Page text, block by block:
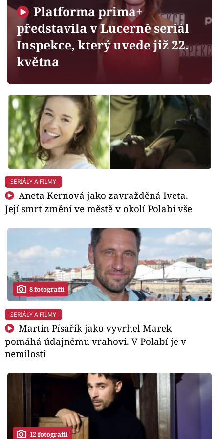
Sledujte prima+
Filmový festival Karlovy Vary
Mámy sobě
Přihlášení
Sledujte nás
Platforma prima+
představila v Lucerně seriál
Inspekce, který uvede již 22.
května
SERIÁLY A FILMY
Aneta Kernová jako zavražděná Iveta.
Její smrt změní ve městě v okolí Polabí vše
8 fotografií
SERIÁLY A FILMY
Martin Písařík jako vyvrhel Marek
pomáhá údajnému vrahovi. V Polabí je v
nemilosti
12 fotografií